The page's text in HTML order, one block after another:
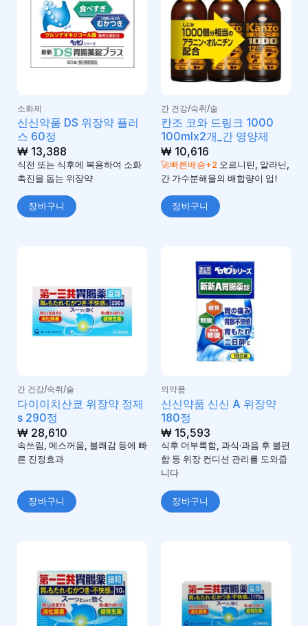
소화제
신신약품 DS 위장약 플러
스 60정
₩13,388
식전 또는 식후에 복용하여 소화
촉진을 돕는 위장약
장바구니
간 건강/숙취/술
칸조 코와 드링크 1000
100mlx2개_간 영양제
₩10,616
🚀빠른배송+2 오르니틴, 알라닌,
간 가수분해물의 배합량이 업!
장바구니
간 건강/숙취/술
다이이치산쿄 위장약 정제
s 290정
₩28,610
속쓰림, 메스꺼움, 불쾌감 등에 빠
른 진정효과
장바구니
의약품
신신약품 신신 A 위장약
180정
₩15,593
식후 더부룩함, 과식·과음 후 불편
함 등 위장 컨디션 관리를 도와줍
니다
장바구니